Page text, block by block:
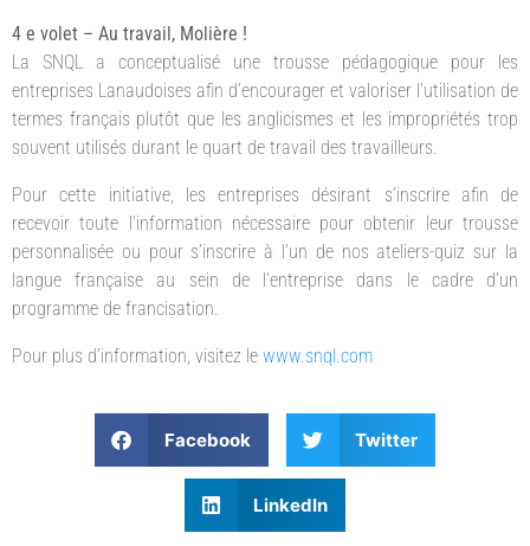
4 e volet – Au travail, Molière !
La SNQL a conceptualisé une trousse pédagogique pour les
entreprises Lanaudoises afin d’encourager et valoriser l’utilisation de
termes français plutôt que les anglicismes et les impropriétés trop
souvent utilisés durant le quart de travail des travailleurs.
Pour cette initiative, les entreprises désirant s’inscrire afin de
recevoir toute l’information nécessaire pour obtenir leur trousse
personnalisée ou pour s’inscrire à l’un de nos ateliers-quiz sur la
langue française au sein de l’entreprise dans le cadre d’un
programme de francisation.
Pour plus d’information, visitez le www.snql.com
Facebook Twitter
LinkedIn